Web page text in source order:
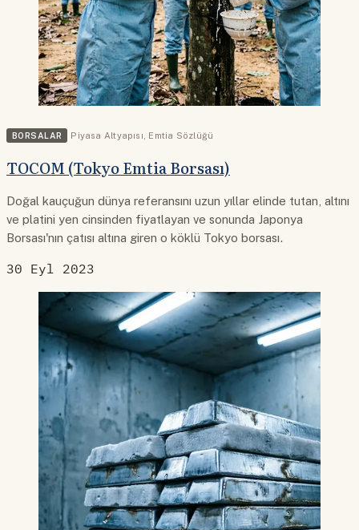
BORSALAR Piyasa Altyapısı Emtia Sözlüğü
TOCOM (Tokyo Emtia Borsası)
Doğal kauçuğun dünya referansını uzun yıllar elinde tutan, altını
ve platini yen cinsinden fiyatlayan ve sonunda Japonya
Borsası'nın çatısı altına giren o köklü Tokyo borsası.
30 Eyl 2023